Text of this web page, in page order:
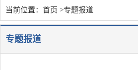
当前位置： 首页 >专题报道
专题报道